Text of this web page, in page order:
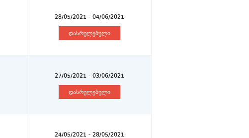
28/05/2021 - 04/06/2021
დასრულებული
27/05/2021 - 03/06/2021
დასრულებული
24/05/2021 - 28/05/2021